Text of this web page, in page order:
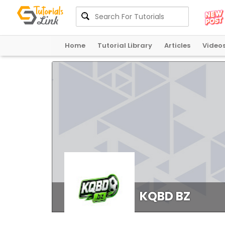
Home Tutorial Library Articles
KQBD BZ